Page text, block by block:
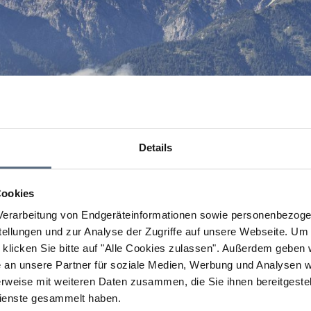
Details
von Endgeräteinformationen sowie
und zur Analyse der Zugriffe auf unsere Webseite. Um
Sie bitte auf "Alle Cookies zulassen". Außerdem geben
unsere Partner für soziale Medien, Werbung und Analysen
mit weiteren Daten zusammen, die Sie ihnen
gesammelt haben.